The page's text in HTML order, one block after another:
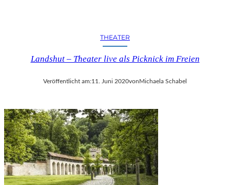
H
M
T
Z
–
Z
W
I
C
THEATER
Landshut – Theater live als Picknick im Freien
Veröffentlicht am:11. Juni 2020vonMichaela Schabel